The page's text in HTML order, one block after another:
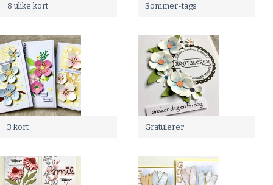
8 ulike kort Sommer-tags
3 kort Gratulerer